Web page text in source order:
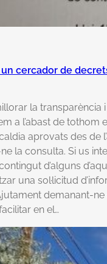
cercador de
la transparència
a l’abast de tothom
aprovats des de
la consulta. Si us
d’alguns
una sol·licitud
demanant-ne
en el…